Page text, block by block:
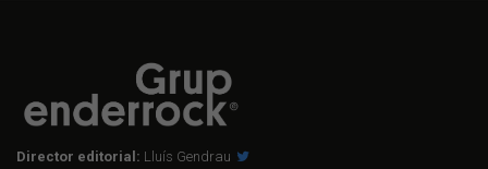
Director editorial: Lluís Gendrau